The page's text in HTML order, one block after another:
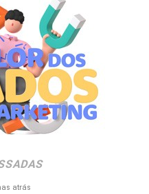
memoráveis entre
vem transformando essa
atuação em brand
conteúdo e
impacto real no
também o
atrás